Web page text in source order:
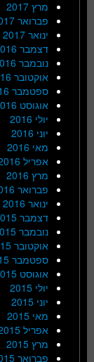
מרץ 2017
פברואר 2017
ינואר 2017
דצמבר 2016
נובמבר 2016
אוקטובר 2016
ספטמבר 2016
אוגוסט 2016
יולי 2016
יוני 2016
מאי 2016
אפריל 2016
מרץ 2016
פברואר 2016
ינואר 2016
דצמבר 2015
נובמבר 2015
אוקטובר 2015
ספטמבר 2015
אוגוסט 2015
יולי 2015
יוני 2015
מאי 2015
אפריל 2015
מרץ 2015
פברואר 2015